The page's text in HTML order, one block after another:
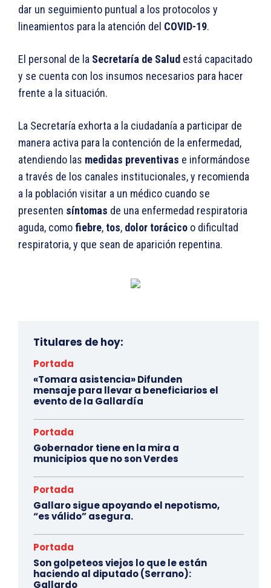
dar un seguimiento puntual a los protocolos y
lineamientos para la atención del COVID-19.
El personal de la Secretaría de Salud está capacitado
y se cuenta con los insumos necesarios para hacer
frente a la situación.
La Secretaría exhorta a la ciudadanía a participar de
manera activa para la contención de la enfermedad,
atendiendo las medidas preventivas e informándose
a través de los canales institucionales, y recomienda
a la población visitar a un médico cuando se
presenten síntomas de una enfermedad respiratoria
aguda, comofiebre,tos, dolortorácico o dificultad
respiratoria, y que sean de aparición repentina.
Titulares de hoy:
Portada
«Tomara asistencia» Difunden
mensaje para llevar a beneficiarios el
evento de la Gallardía
Portada
Gobernador tiene en la mira a
municipios que no son Verdes
Portada
Gallaro sigue apoyando el nepotismo,
“es válido” asegura.
Portada
Son golpeteos viejos lo que le están
haciendo al diputado (Serrano):
Gallardo